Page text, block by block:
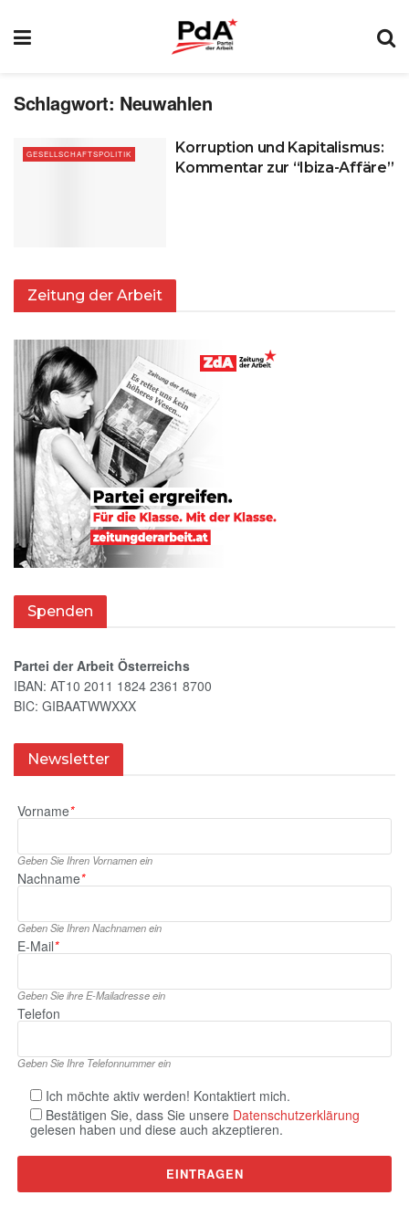
Schlagwort: Neuwahlen
GESELLSCHAFTSPOLITIK
Korruption und Kapitalismus:
Kommentar zur “Ibiza-Affäre”
Zeitung der Arbeit
Spenden
Partei der Arbeit Österreichs
IBAN: AT10 2011 1824 2361 8700
BIC: GIBAATWWXXX
Newsletter
Vorname*
Geben Sie Ihren Vornamen ein
Nachname*
Geben Sie Ihren Nachnamen ein
E‑Mail*
Geben Sie ihre E‑Mailadresse ein
Telefon
Geben Sie Ihre Telefonnummer ein
Ich möchte aktiv werden! Kontaktiert mich.
Bestätigen Sie, dass Sie unsere Datenschutzerklärung
gelesen haben und diese auch akzeptieren.